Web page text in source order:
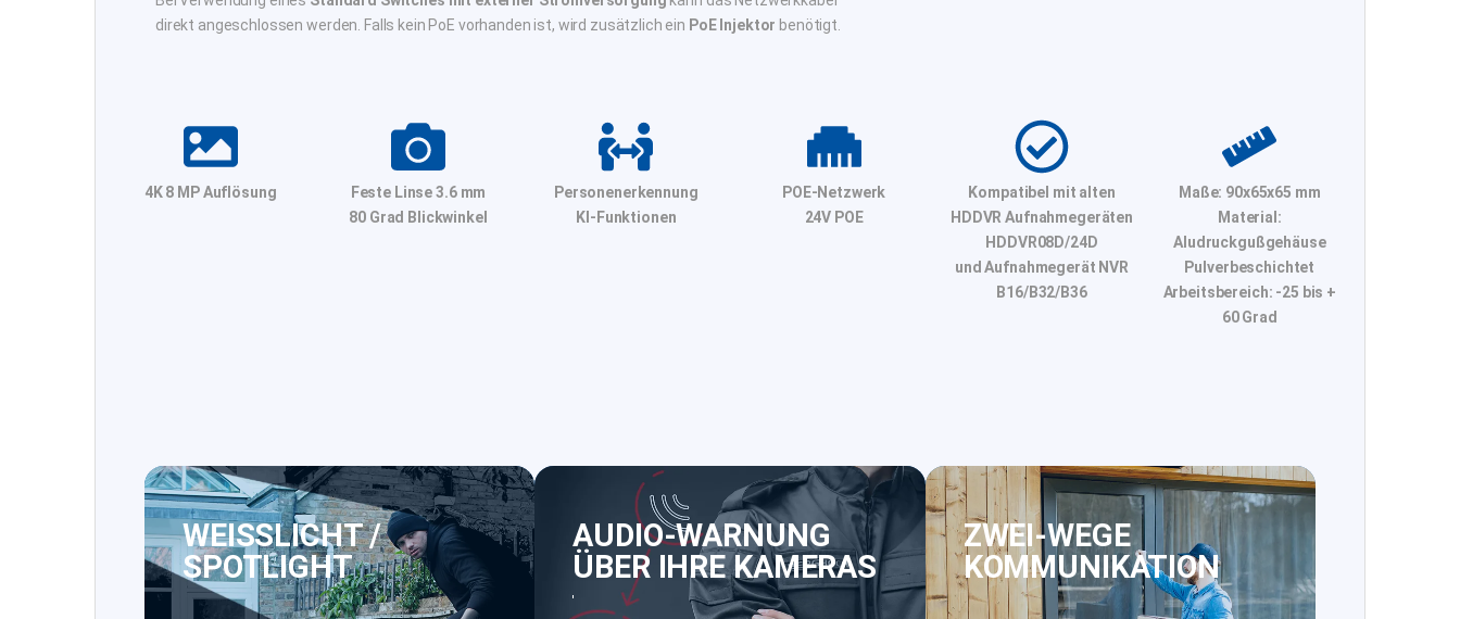
direkt angeschlossen werden. Falls kein PoE vorhanden ist, wird zusätzlich ein PoE Injektor benötigt.
4K 8 MP Auflösung
Feste Linse 3.6 mm
80 Grad Blickwinkel
Personenerkennung
KI-Funktionen
POE-Netzwerk
24V POE
Kompatibel mit alten
HDDVR Aufnahmegeräten
HDDVR08D/24D
und Aufnahmegerät NVR
B16/B32/B36
Maße: 90x65x65 mm
Material:
Aludruckgußgehäuse
Pulverbeschichtet
Arbeitsbereich: -25 bis +
60 Grad
WEISSLICHT /
SPOTLIGHT
AUDIO-WARNUNG
ÜBER IHRE KAMERAS
ZWEI-WEGE
KOMMUNIKATION